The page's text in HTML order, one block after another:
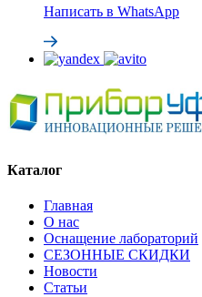
Написать в WhatsApp
Каталог
Главная
О нас
Оснащение лабораторий
СЕЗОННЫЕ СКИДКИ
Новости
Статьи